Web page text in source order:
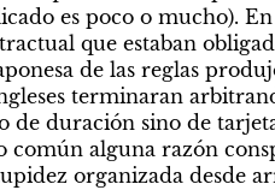
es poco o mucho).
que estaban
de las reglas
terminaran
de duración sino de
común alguna razón
organizada desde